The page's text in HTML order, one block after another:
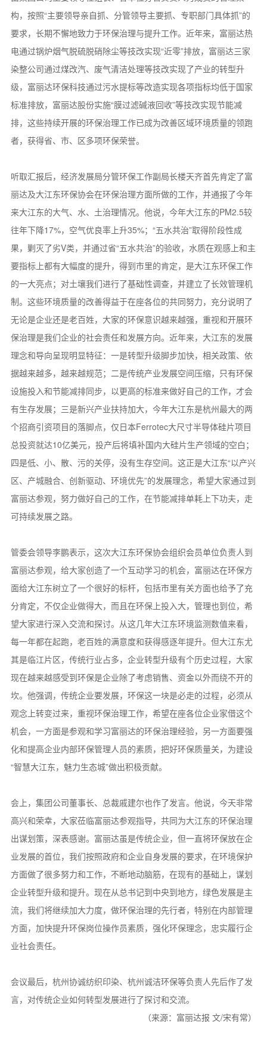
构，按照“主要领导亲自抓、分管领导主要抓、专职部门具体抓”的
要求，长期不懈地致力于环保治理与提升工作。近年来，富丽达热
电通过锅炉烟气脱硫脱硝除尘等技改实现“近零”排放，富丽达三家
染整公司通过煤改汽、废气清洁处理等技改实现了产业的转型升
级，富丽达环保科技通过污水提标等改造实现各项指标均低于国家
标准排放，富丽达股份实施“膜过滤碱液回收”等技改实现节能减
排，这些持续开展的环保治理工作已成为改善区域环境质量的领跑
者，获得省、市、区多项环保荣誉。
听取汇报后，经济发展局分管环保工作副局长楼天齐首先肯定了富
丽达及大江东环保协会在环保治理方面所做的工作，并通报了今年
来大江东的大气、水、土治理情况。他说，今年大江东的PM2.5较
往年下降17%，空气优良率上升35%；“五水共治”取得阶段性成
果，剿灭了劣V类，并通过省“五水共治”的验收，水质在观感上和主
要指标上都有大幅度的提升，得到市里的肯定，是大江东环保工作
的一大亮点；对土壤我们进行了基础性调查，并建立了长效管理机
制。这些环境质量的改善得益于在座各位的共同努力，充分说明了
无论是企业还是老百姓，大家的环保意识越来越强，重视和开展环
保治理是我们企业的社会责任和发展方向。近年来，大江东的发展
理念和导向呈现明显特征：一是转型升级脚步加快，相关政策、依
据越来越多，越来越规范；二是传统产业发展空间压缩，只有环保
设施投入和节能减排同步，以更高的标准来做好自己的工作，才会
有生存发展；三是新兴产业扶持加大，今年大江东是杭州最大的两
个招商引资项目的落脚点，仅日本Ferrotec大尺寸半导体硅片项目
总投资就达10亿美元，投产后将填补国内大硅片生产领域的空白；
四是低、小、散、污的关停，没有生存空间。这正是大江东“以产兴
区、产城融合、创新驱动、环境优先”的发展理念，希望大家通过到
富丽达参观，努力做好自己的工作，在节能减排单耗上下功夫，走
可持续发展之路。
管委会领导李鹏表示，这次大江东环保协会组织会员单位负责人到
富丽达参观，给大家创造了一个互动学习的机会，富丽达在环保方
面给大江东树立了一个很好的标杆，包括市里有关方面也给予了充
分肯定，不仅企业做得大，而且在环保上投入大，管理也到位，希
望大家进行深入交流和探讨。从这几年大江东环境监测数值来看，
每一年都在起跑，老百姓的满意度和获得感逐年提升。但大江东尤
其是临江片区，传统行业占多，企业转型升级有个历史过程，大家
现在越来越感受到环保是企业除了考虑销售、资金以外而绕不开的
坎。他强调，传统企业要发展，环保这一块是必走的过程，必须从
观念上转变过来，重视环保治理工作，希望在座各位企业家借这个
机会，一方面是参观和学习富丽达的环保治理经验，另一方面要强
化和提高企业内部环保管理人员的素质，把好环保质量关，为建设
“智慧大江东，魅力生态城”做出积极贡献。
会上，集团公司董事长、总裁戚建尔也作了发言。他说，今天非常
高兴和荣幸，大家莅临富丽达参观指导，共同为大江东的环保治理
出谋划策，深表感谢。富丽达虽是传统企业，但一直将环保放在企
业发展的首位，我们按照政府和企业自身发展的要求，在环境保护
方面做了很多努力和工作，不断地动脑筋，在现有的基础上，谋划
企业转型升级和提升。现在从总书记到中央到地方，绿色发展是主
流，我们将继续加大力度，做环保治理的先行者，特别在内部管理
方面，加快提升环保岗位操作员素质，强化环保理念，忠实履行企
业社会责任。
会议最后，杭州协诚纺织印染、杭州诚洁环保等负责人先后作了发
言，对传统企业如何转型发展进行了探讨和交流。
（来源：富丽达报 文/宋有常）